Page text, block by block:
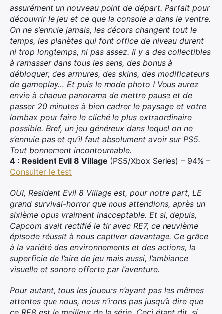
assurément un nouveau point de départ. Parfait pour
découvrir le jeu et ce que la console a dans le ventre.
On ne s’ennuie jamais, les décors changent tout le
temps, les planètes qui font office de niveau durent
ni trop longtemps, ni pas assez. Il y a des collectibles
à ramasser dans tous les sens, des bonus à
débloquer, des armures, des skins, des modificateurs
de gameplay… Et puis le mode photo ! Vous aurez
envie à chaque panorama de mettre pause et de
passer 20 minutes à bien cadrer le paysage et votre
lombax pour faire le cliché le plus extraordinaire
possible. Bref, un jeu généreux dans lequel on ne
s’ennuie pas et qu’il faut absolument avoir sur PS5.
Tout bonnement incontournable.
4 : Resident Evil 8 Village (PS5/Xbox Series) – 94% –
Consulter le test
OUI, Resident Evil 8 Village est, pour notre part, LE
grand survival-horror que nous attendions, après un
sixième opus vraiment inacceptable. Et si, depuis,
Capcom avait rectifié le tir avec RE7, ce neuvième
épisode réussit à nous captiver davantage. Ce grâce
à la variété des environnements et des actions, la
superficie de l’aire de jeu mais aussi, l’ambiance
visuelle et sonore offerte par l’aventure.
Pour autant, tous les joueurs n’ayant pas les mêmes
attentes que nous, nous n’irons pas jusqu’à dire que
ce RE8 est le meilleur de la série. Ceci étant dit, si